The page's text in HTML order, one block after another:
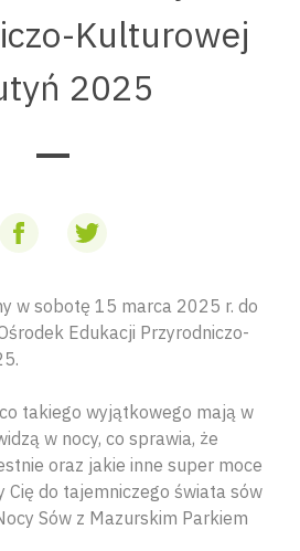
Kulturowej
2025
w sobotę 15 marca 2025 r. do
Edukacji Przyrodniczo-
takiego wyjątkowego mają w
w nocy, co sprawia, że
oraz jakie inne super moce
Cię do tajemniczego świata sów
Sów z Mazurskim Parkiem